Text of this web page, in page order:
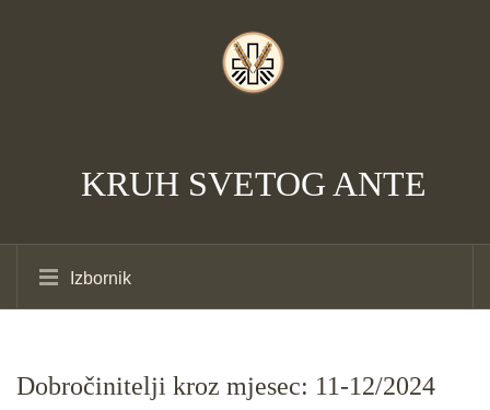
KRUH SVETOG ANTE
Izbornik
Dobročinitelji kroz mjesec: 11-12/2024